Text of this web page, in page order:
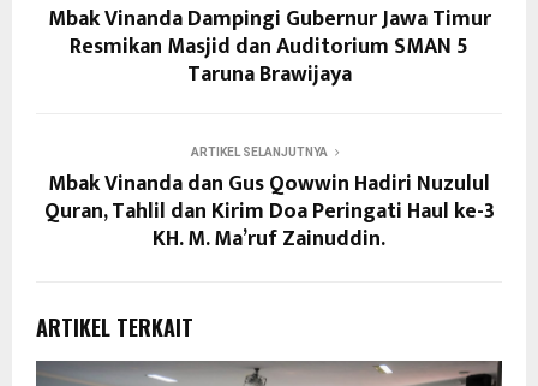
Mbak Vinanda Dampingi Gubernur Jawa Timur
Resmikan Masjid dan Auditorium SMAN 5
Taruna Brawijaya
ARTIKEL SELANJUTNYA
Mbak Vinanda dan Gus Qowwin Hadiri Nuzulul
Quran, Tahlil dan Kirim Doa Peringati Haul ke-3
KH. M. Ma’ruf Zainuddin.
ARTIKEL TERKAIT